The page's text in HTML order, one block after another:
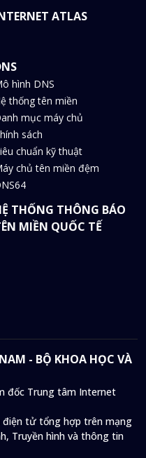
ATLAS
hình DNS
thống tên miền
mục máy chủ
sách
chuẩn kỹ thuật
chủ tên miền đệm
THỐNG THÔNG BÁO
MIỀN QUỐC TẾ
- BỘ KHOA HỌC VÀ
đốc Trung tâm Internet
tử tổng hợp trên mạng
Truyền hình và thông tin